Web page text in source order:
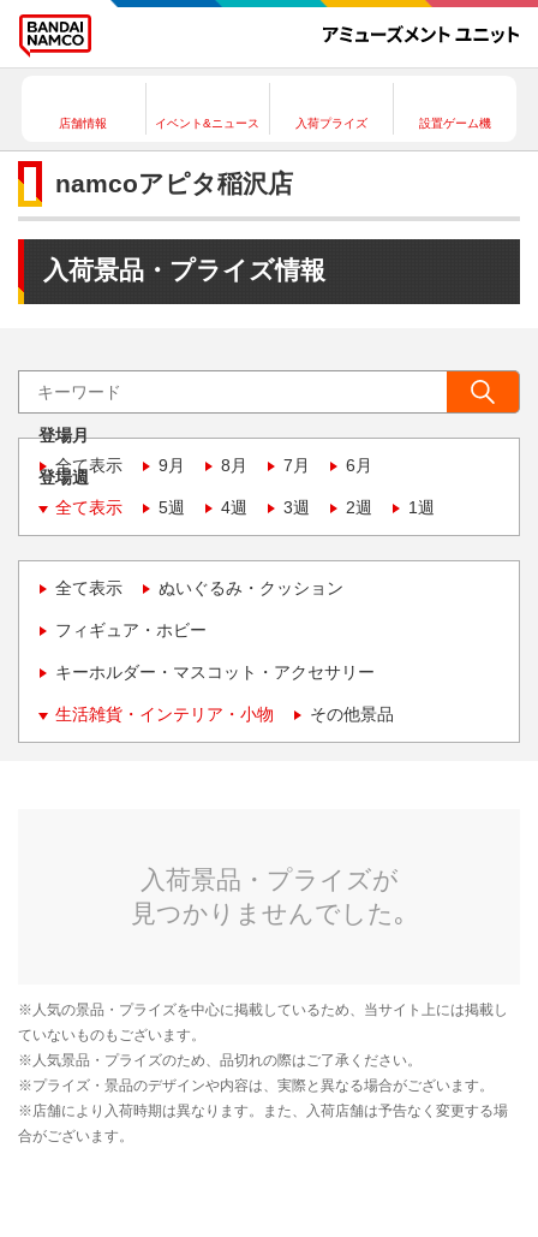
店舗情報 イベント&ニュース 入荷プライズ 設置ゲーム機
namcoアピタ稲沢店
入荷景品・プライズ情報
登場月
全て表示
9月 8月 7月 6月
登場週
全て表示
5週 4週 3週 2週 1週
全て表示 ぬいぐるみ・クッション
フィギュア・ホビー
キーホルダー・マスコット・アクセサリー
生活雑貨・インテリア・小物 その他景品